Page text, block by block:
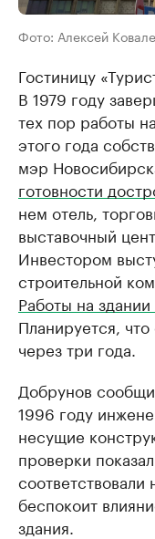
Фото: Алексей
Гостиницу
В 1979 году
тех пор работы
этого года
мэр
готовности
нем отель,
выставочный
Инвестором
строительной
Работы на здании
Планируется,
через три года.
Добрунов
1996 году
несущие
проверки
беспокоит
здания.